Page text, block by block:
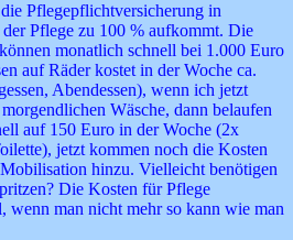
Pflegepflichtversicherung in
Pflege zu 100 % aufkommt. Die
monatlich schnell bei 1.000 Euro
auf Räder kostet in der Woche ca.
Abendessen), wenn ich jetzt
Wäsche, dann belaufen
auf 150 Euro in der Woche (2x
jetzt kommen noch die Kosten
hinzu. Vielleicht benötigen
Die Kosten für Pflege
wenn man nicht mehr so kann wie man